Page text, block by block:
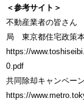
＜参考サイト＞
不動産業者の皆さん
局 東京都住宅政策
https://
0.pdf
共同除却キャンペー
https://